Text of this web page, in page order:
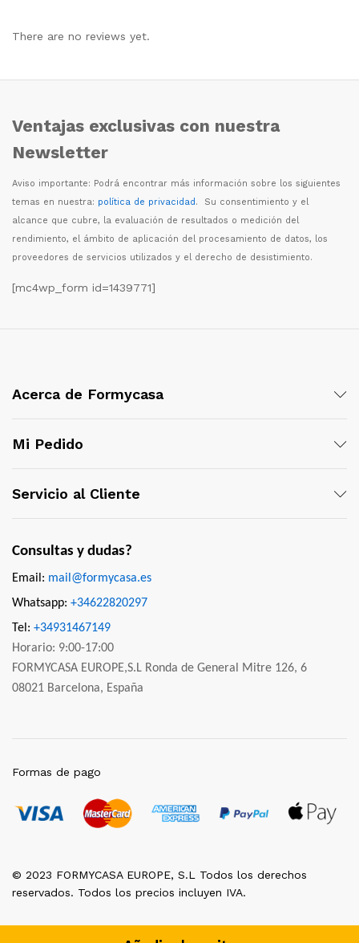
There are no reviews yet.
Ventajas exclusivas con nuestra
Newsletter
Aviso importante: Podrá encontrar más información sobre los siguientes
temas en nuestra: política de privacidad. Su consentimiento y el
alcance que cubre, la evaluación de resultados o medición del
rendimiento, el ámbito de aplicación del procesamiento de datos, los
proveedores de servicios utilizados y el derecho de desistimiento.
[mc4wp_form id=1439771]
Acerca de Formycasa
Mi Pedido
Servicio al Cliente
Consultas y dudas?
Email: mail@formycasa.es
Whatsapp: +34622820297
Tel: +34931467149
Horario: 9:00-17:00
FORMYCASA EUROPE,S.L Ronda de General Mitre 126, 6
08021 Barcelona, España
© 2023 FORMYCASA EUROPE, S.L Todos los derechos
reservados. Todos los precios incluyen IVA.
Formas de pago